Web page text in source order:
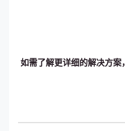
如需了解更详细的解决方案